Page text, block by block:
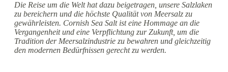
Die Reise um die Welt hat dazu beigetragen, unsere Salzlaken
zu bereichern und die höchste Qualität von Meersalz zu
gewährleisten. Cornish Sea Salt ist eine Hommage an die
Vergangenheit und eine Verpflichtung zur Zukunft, um die
Tradition der Meersalzindustrie zu bewahren und gleichzeitig
den modernen Bedürfnissen gerecht zu werden.